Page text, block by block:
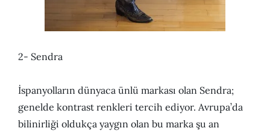
2- Sendra
İspanyolların dünyaca ünlü markası olan Sendra;
genelde kontrast renkleri tercih ediyor. Avrupa’da
bilinirliği oldukça yaygın olan bu marka şu an